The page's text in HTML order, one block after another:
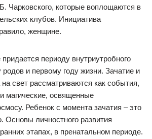
Чарковского, которые воплощаются в
клубов. Инициатива
женщине.
периоду внутриутробного
родов и первому году жизни. Зачатие и
свет рассматриваются как события,
магические, освященные
Ребенок с момента зачатия – это
Основы личностного развития
этапах, в пренатальном периоде.